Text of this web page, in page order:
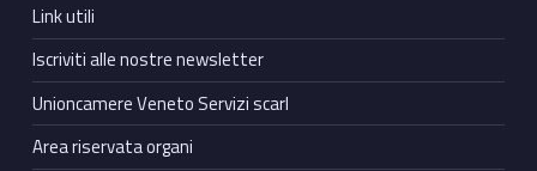
Link utili
Iscriviti alle nostre newsletter
Unioncamere Veneto Servizi scarl
Area riservata organi